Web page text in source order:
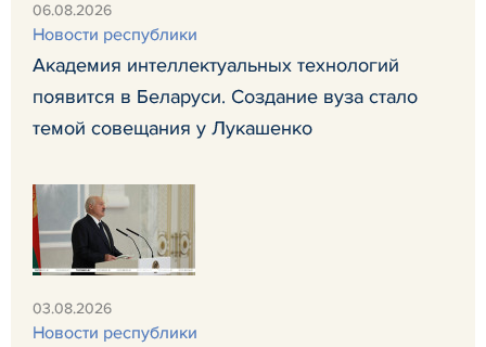
06.08.2026
Новости республики
Академия интеллектуальных технологий
появится в Беларуси. Создание вуза стало
темой совещания у Лукашенко
03.08.2026
Новости республики